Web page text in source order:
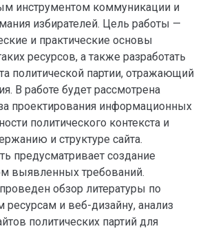
инструментом коммуникации и
избирателей. Цель работы —
и практические основы
ресурсов, а также разработать
политической партии, отражающий
В работе будет рассмотрена
проектирования информационных
политического контекста и
и структуре сайта.
предусматривает создание
выявленных требований.
обзор литературы по
и веб-дизайну, анализ
политических партий для